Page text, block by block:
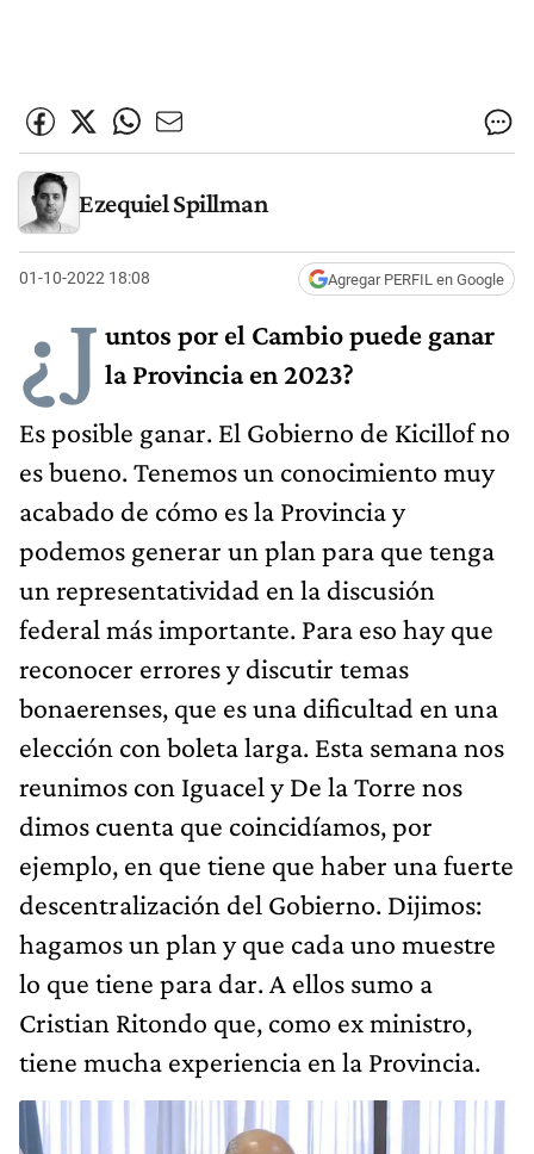
Ezequiel Spillman
01-10-2022 18:08 Agregar PERFIL en Google
¿J untos por el Cambio puede ganar
la Provincia en 2023?
Es posible ganar. El Gobierno de Kicillof no
es bueno. Tenemos un conocimiento muy
acabado de cómo es la Provincia y
podemos generar un plan para que tenga
un representatividad en la discusión
federal más importante. Para eso hay que
reconocer errores y discutir temas
bonaerenses, que es una dificultad en una
elección con boleta larga. Esta semana nos
reunimos con Iguacel y De la Torre nos
dimos cuenta que coincidíamos, por
ejemplo, en que tiene que haber una fuerte
descentralización del Gobierno. Dijimos:
hagamos un plan y que cada uno muestre
lo que tiene para dar. A ellos sumo a
Cristian Ritondo que, como ex ministro,
tiene mucha experiencia en la Provincia.